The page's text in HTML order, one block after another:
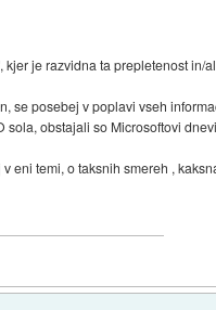
je razvidna ta prepletenost in/
se posebej v poplavi vseh
obstajali so Microsoftovi
eni temi, o taksnih smereh ,